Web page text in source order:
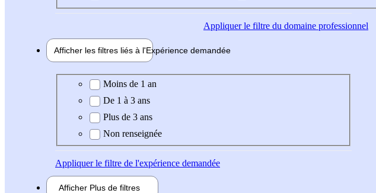
Appliquerle filtre du domaine professionnel
Afficher les filtres liés à l'Expérience demandée
Expérience demandée
Moins de 1 an
De 1 à 3 ans
Plus de 3 ans
Non renseignée
Appliquerle filtre de l'expérience demandée
Afficher Plus de filtres